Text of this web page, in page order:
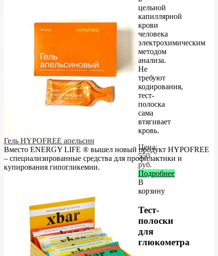
Гель HYPOFREE апельсин
Вместо ENERGY LIFE ® вышел новый продукт HYPOFREE
– cпециализированные средства для профилактики и
купирования гипогликемии.
цельной
капиллярной
крови
человека
электрохимическим
методом
анализа.
Не
требуют
кодирования,
тест-
полоска
сама
втягивает
кровь.
Цена:
550
руб.
Подробнее
В
корзину
Тест-
полоски
для
глюкометра